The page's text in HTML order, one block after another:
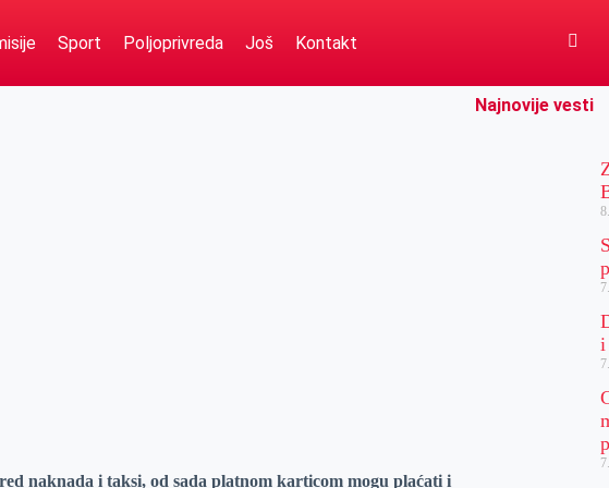
Sport Poljoprivreda Još Kontakt
naknada i taksi, od sada platnom karticom mogu plaćati i
Najnovije vesti
i